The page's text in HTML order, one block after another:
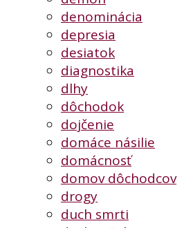
denominácia
depresia
desiatok
diagnostika
dlhy
dôchodok
dojčenie
domáce násilie
domácnosť
domov dôchodcov
drogy
duch smrti